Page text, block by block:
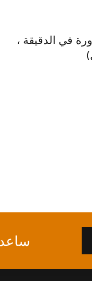
هواء (1,800 دورة في الدقيقة ،